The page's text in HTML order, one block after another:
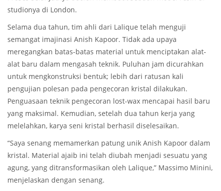
studionya di London.
Selama dua tahun, tim ahli dari Lalique telah menguji
semangat imajinasi Anish Kapoor. Tidak ada upaya
meregangkan batas-batas material untuk menciptakan alat-
alat baru dalam mengasah teknik. Puluhan jam dicurahkan
untuk mengkonstruksi bentuk; lebih dari ratusan kali
pengujian polesan pada pengecoran kristal dilakukan.
Penguasaan teknik pengecoran lost-wax mencapai hasil baru
yang maksimal. Kemudian, setelah dua tahun kerja yang
melelahkan, karya seni kristal berhasil diselesaikan.
“Saya senang memamerkan patung unik Anish Kapoor dalam
kristal. Material ajaib ini telah diubah menjadi sesuatu yang
agung, yang ditransformasikan oleh Lalique,” Massimo Minini,
menjelaskan dengan senang.